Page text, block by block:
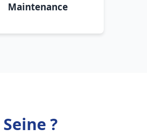
Maintenance
?